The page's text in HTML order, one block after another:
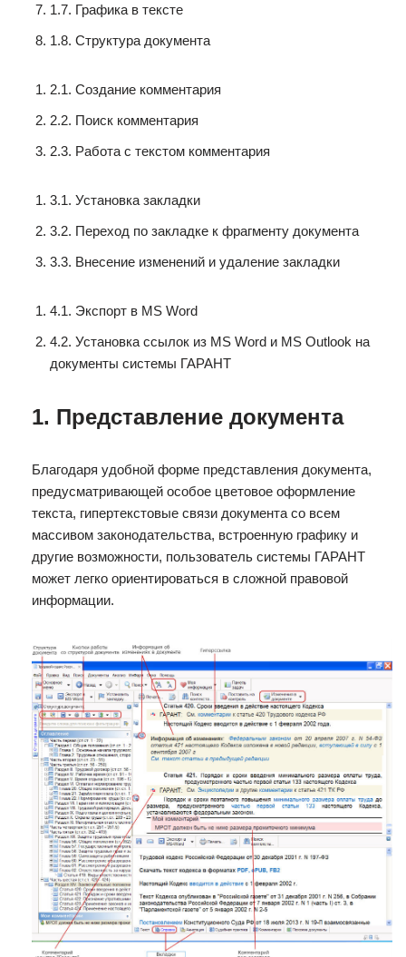
1.7. Графика в тексте
1.8. Структура документа
2.1. Создание комментария
2.2. Поиск комментария
2.3. Работа с текстом комментария
3.1. Установка закладки
3.2. Переход по закладке к фрагменту документа
3.3. Внесение изменений и удаление закладки
4.1. Экспорт в MS Word
4.2. Установка ссылок из MS Word и MS Outlook на
документы системы ГАРАНТ
1. Представление документа
Благодаря удобной форме представления документа,
предусматривающей особое цветовое оформление
текста, гипертекстовые связи документа со всем
массивом законодательства, встроенную графику и
другие возможности, пользователь системы ГАРАНТ
может легко ориентироваться в сложной правовой
информации.